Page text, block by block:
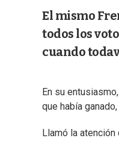
El mismo
todos los
cuando
En su
que había
Llamó la